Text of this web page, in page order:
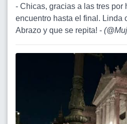
- Chicas, gracias a las tres por
encuentro hasta el final. Linda
Abrazo y que se repita! - (